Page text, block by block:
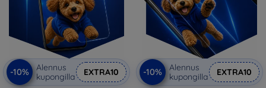
-10%
Alennus
kupongilla
EXTRA10 -10%
Alennus
kupongilla
EXTRA10